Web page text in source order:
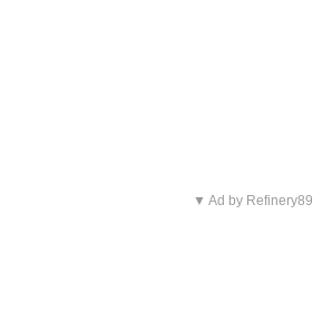
▼ Ad by Refinery89